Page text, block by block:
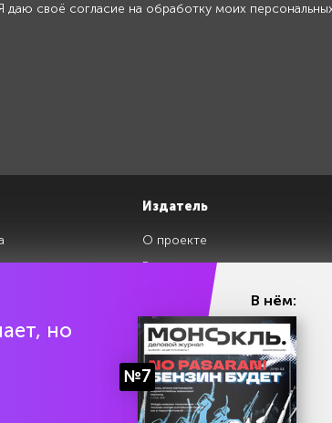
даю своё согласие на обработку моих
Издатель
О проекте
Редакция
Контакты
но
В нём:
№7